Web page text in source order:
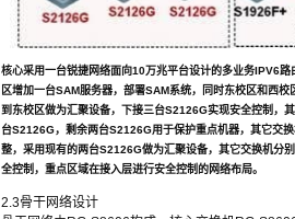
核心采用一台锐捷网络面向10万兆平台设计的多业务IPV6
区增加一台SAM服务器，部署SAM系统，同时东校区和西
到东校区做为汇聚设备，下接三台S2126G实现安全控制，
台S2126G，剩余两台S2126G用于保护重点机器，其它交
整，采用现有的两台S2126G做为汇聚设备，其它交换机分
全控制，重点区域在接入层进行安全控制的网络布局。
2.3骨干网络设计